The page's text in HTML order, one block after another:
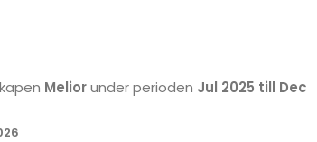
Meliorunder perioden Jul 2025 till Dec